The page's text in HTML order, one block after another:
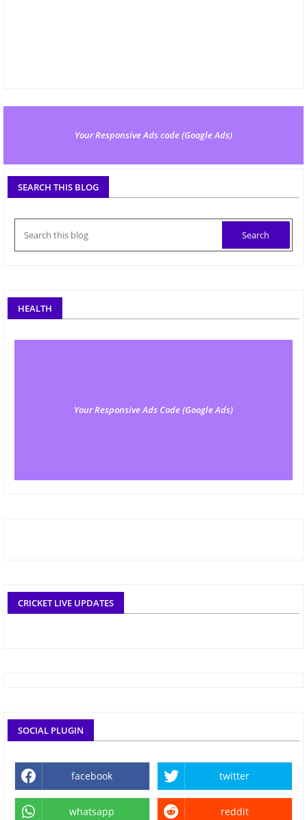
Your Responsive Ads code (Google Ads)
SEARCH THIS BLOG
HEALTH
Your Responsive Ads Code (Google Ads)
CRICKET LIVE UPDATES
SOCIAL PLUGIN
facebook twitter
whatsapp reddit